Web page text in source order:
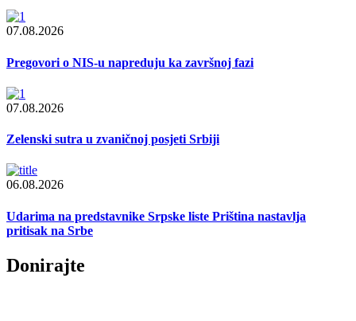
07.08.2026
Pregovori o NIS-u napreduju ka završnoj fazi
07.08.2026
Zelenski sutra u zvaničnoj posjeti Srbiji
06.08.2026
Udarima na predstavnike Srpske liste Priština nastavlja
pritisak na Srbe
Donirajte